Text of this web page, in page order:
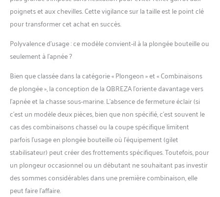
poignets et aux chevilles. Cette vigilance sur la taille est le point clé
pour transformer cet achat en succès.
Polyvalence d’usage : ce modèle convient-il à la plongée bouteille ou
seulement à l’apnée ?
Bien que classée dans la catégorie « Plongeon » et « Combinaisons
de plongée », la conception de la QBREZA l’oriente davantage vers
l’apnée et la chasse sous-marine. L’absence de fermeture éclair (si
c’est un modèle deux pièces, bien que non spécifié, c’est souvent le
cas des combinaisons chasse) ou la coupe spécifique limitent
parfois l’usage en plongée bouteille où l’équipement (gilet
stabilisateur) peut créer des frottements spécifiques. Toutefois, pour
un plongeur occasionnel ou un débutant ne souhaitant pas investir
des sommes considérables dans une première combinaison, elle
peut faire l’affaire.